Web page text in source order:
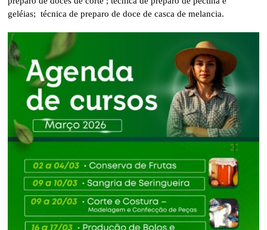
geléias; técnica de preparo de doce de casca de melancia.